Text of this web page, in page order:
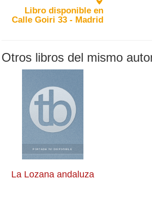
Libro disponible en
Calle Goiri 33 - Madrid
Otros libros del mismo
La Lozana andaluza